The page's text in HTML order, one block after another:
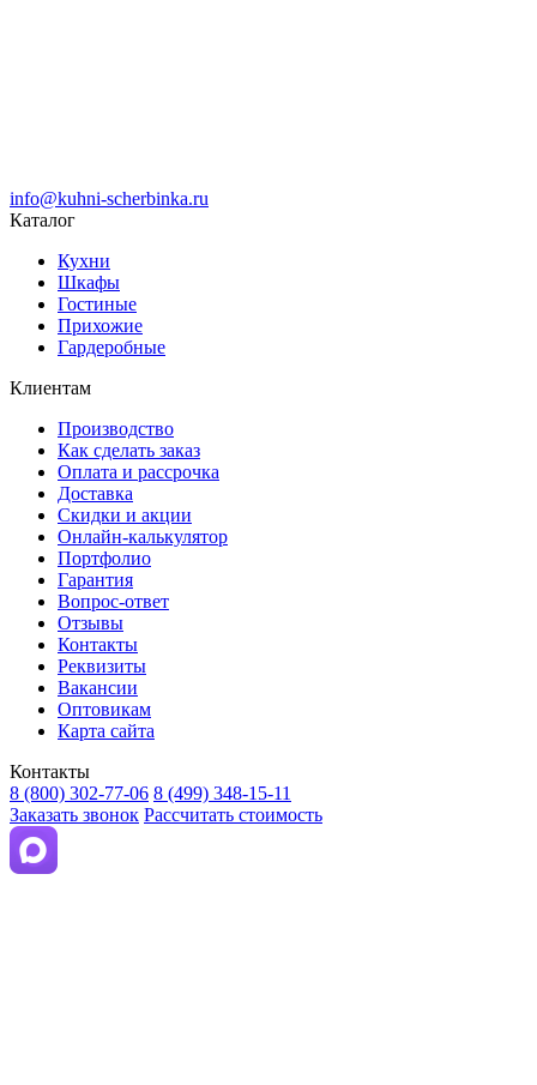
info@kuhni-scherbinka.ru
Каталог
Кухни
Шкафы
Гостиные
Прихожие
Гардеробные
Клиентам
Производство
Как сделать заказ
Оплата и рассрочка
Доставка
Скидки и акции
Онлайн-калькулятор
Портфолио
Гарантия
Вопрос-ответ
Отзывы
Контакты
Реквизиты
Вакансии
Оптовикам
Карта сайта
Контакты
8 (800) 302-77-06 8 (499) 348-15-11
Заказать звонок Рассчитать стоимость